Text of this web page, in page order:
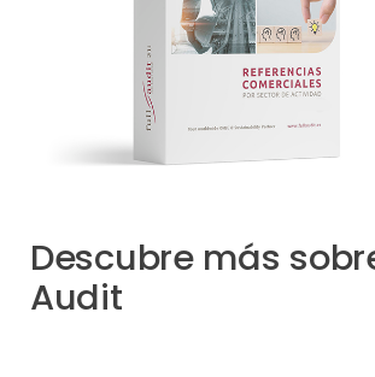
Descubre más
Audit